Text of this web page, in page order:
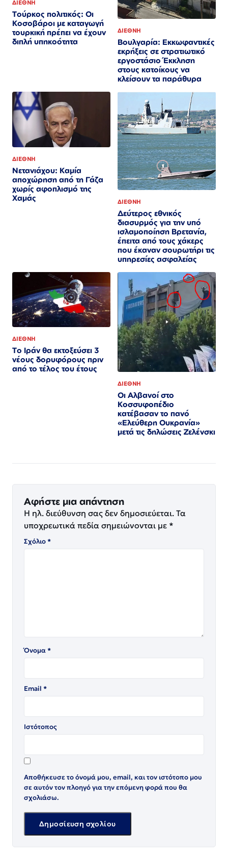
ΔΙΕΘΝΗ
Τούρκος πολιτικός: Οι
Κοσοβάροι με καταγωγή
τουρκική πρέπει να έχουν
διπλή υπηκοότητα
ΔΙΕΘΝΗ
Βουλγαρία: Εκκωφαντικές
εκρήξεις σε στρατιωτικό
εργοστάσιο Έκκληση
στους κατοίκους να
κλείσουν τα παράθυρα
ΔΙΕΘΝΗ
Νετανιάχου: Καμία
αποχώρηση από τη Γάζα
χωρίς αφοπλισμό της
Χαμάς
ΔΙΕΘΝΗ
Δεύτερος εθνικός
διασυρμός για την υπό
ισλαμοποίηση Βρετανία,
έπειτα από τους χάκερς
που έκαναν σουρωτήρι τις
υπηρεσίες ασφαλείας
ΔΙΕΘΝΗ
Το Ιράν θα εκτοξεύσει 3
νέους δορυφόρους πριν
από το τέλος του έτους
ΔΙΕΘΝΗ
Οι Αλβανοί στο
Κοσσυφοπέδιο
κατέβασαν το πανό
«Ελεύθερη Ουκρανία»
μετά τις δηλώσεις Ζελένσκι
Αφήστε μια απάντηση
Η ηλ. διεύθυνση σας δεν δημοσιεύεται. Τα
υποχρεωτικά πεδία σημειώνονται με *
Σχόλιο*
Όνομα*
Email *
Ιστότοπος
Αποθήκευσε το όνομά μου, email, και τον ιστότοπο μου
σε αυτόν τον πλοηγό για την επόμενη φορά που θα
σχολιάσω.